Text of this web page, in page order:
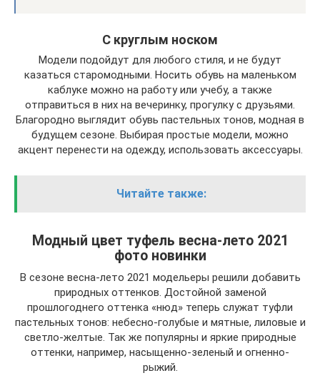
С круглым носком
Модели подойдут для любого стиля, и не будут
казаться старомодными. Носить обувь на маленьком
каблуке можно на работу или учебу, а также
отправиться в них на вечеринку, прогулку с друзьями.
Благородно выглядит обувь пастельных тонов, модная в
будущем сезоне. Выбирая простые модели, можно
акцент перенести на одежду, использовать аксессуары.
Читайте также:
Модный цвет туфель весна-лето 2021
фото новинки
В сезоне весна-лето 2021 модельеры решили добавить
природных оттенков. Достойной заменой
прошлогоднего оттенка «нюд» теперь служат туфли
пастельных тонов: небесно-голубые и мятные, лиловые и
светло-желтые. Так же популярны и яркие природные
оттенки, например, насыщенно-зеленый и огненно-
рыжий.